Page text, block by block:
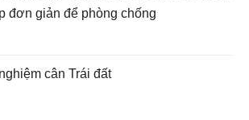
đơn giản để phòng chống
cân Trái đất